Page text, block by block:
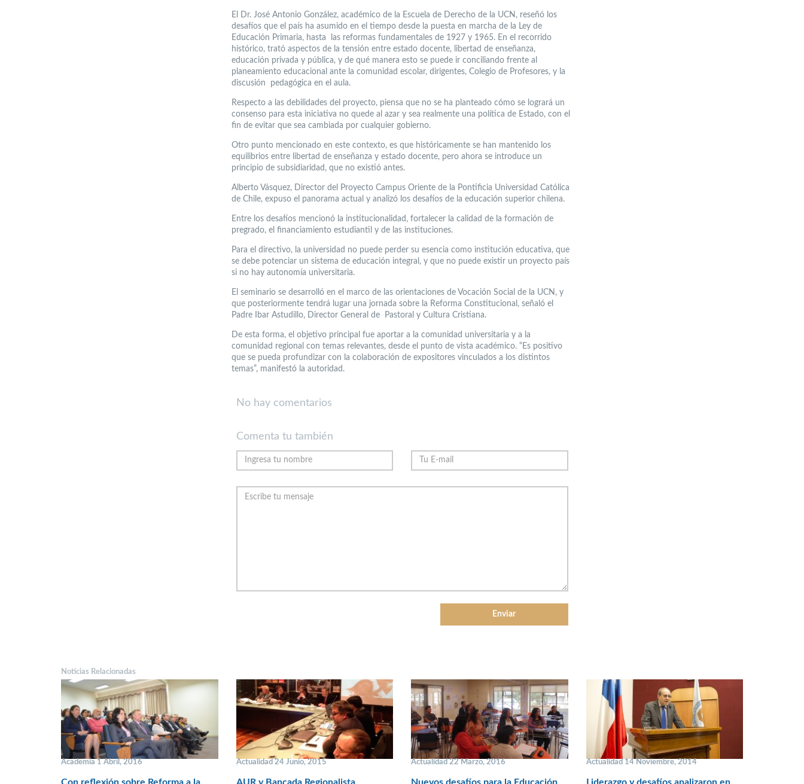
El Dr. José Antonio González, académico de la Escuela de Derecho de la UCN, reseñó los
desafíos que el país ha asumido en el tiempo desde la puesta en marcha de la Ley de
Educación Primaria, hasta las reformas fundamentales de 1927 y 1965. En el recorrido
histórico, trató aspectos de la tensión entre estado docente, libertad de enseñanza,
educación privada y pública, y de qué manera esto se puede ir conciliando frente al
planeamiento educacional ante la comunidad escolar, dirigentes, Colegio de Profesores, y la
discusión pedagógica en el aula.
Respecto a las debilidades del proyecto, piensa que no se ha planteado cómo se logrará un
consenso para esta iniciativa no quede al azar y sea realmente una política de Estado, con el
fin de evitar que sea cambiada por cualquier gobierno.
Otro punto mencionado en este contexto, es que históricamente se han mantenido los
equilibrios entre libertad de enseñanza y estado docente, pero ahora se introduce un
principio de subsidiaridad, que no existió antes.
Alberto Vásquez, Director del Proyecto Campus Oriente de la Pontificia Universidad Católica
de Chile, expuso el panorama actual y analizó los desafíos de la educación superior chilena.
Entre los desafíos mencionó la institucionalidad, fortalecer la calidad de la formación de
pregrado, el financiamiento estudiantil y de las instituciones.
Para el directivo, la universidad no puede perder su esencia como institución educativa, que
se debe potenciar un sistema de educación integral, y que no puede existir un proyecto país
si no hay autonomía universitaria.
El seminario se desarrolló en el marco de las orientaciones de Vocación Social de la UCN, y
que posteriormente tendrá lugar una jornada sobre la Reforma Constitucional, señaló el
Padre Ibar Astudillo, Director General de Pastoral y Cultura Cristiana.
De esta forma, el objetivo principal fue aportar a la comunidad universitaria y a la
comunidad regional con temas relevantes, desde el punto de vista académico. “Es positivo
que se pueda profundizar con la colaboración de expositores vinculados a los distintos
temas”, manifestó la autoridad.
No hay comentarios
Comenta tu también
Noticias Relacionadas
Academia 1 Abril, 2016
Con reflexión sobre Reforma a la
Actualidad 24 Junio, 2015
AUR y Bancada Regionalista
Actualidad 22 Marzo, 2016
Nuevos desafíos para la Educación
Actualidad 14 Noviembre, 2014
Liderazgo y desafíos analizaron en